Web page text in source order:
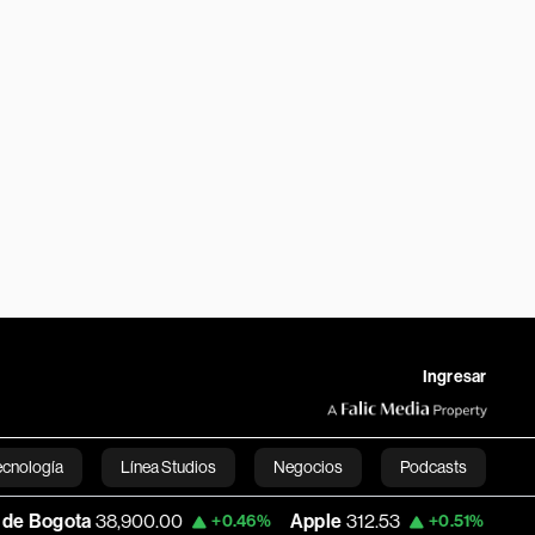
Ingresar
Línea Studios Negocios Podcasts
English
38,900.00 +0.46% Apple 312.53 +0.51% USD COP